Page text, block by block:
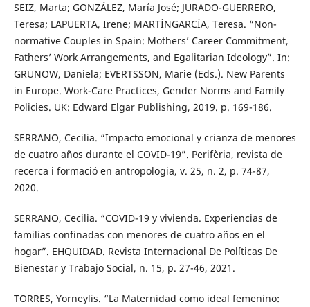
SEIZ, Marta; GONZÁLEZ, María José; JURADO-GUERRERO,
Teresa; LAPUERTA, Irene; MARTÍNGARCÍA, Teresa. “Non-
normative Couples in Spain: Mothers’ Career Commitment,
Fathers’ Work Arrangements, and Egalitarian Ideology”. In:
GRUNOW, Daniela; EVERTSSON, Marie (Eds.). New Parents
in Europe. Work-Care Practices, Gender Norms and Family
Policies. UK: Edward Elgar Publishing, 2019. p. 169-186.
SERRANO, Cecilia. “Impacto emocional y crianza de menores
de cuatro años durante el COVID-19”. Perifèria, revista de
recerca i formació en antropologia, v. 25, n. 2, p. 74-87,
2020.
SERRANO, Cecilia. “COVID-19 y vivienda. Experiencias de
familias confinadas con menores de cuatro años en el
hogar”. EHQUIDAD. Revista Internacional De Políticas De
Bienestar y Trabajo Social, n. 15, p. 27-46, 2021.
TORRES, Yorneylis. “La Maternidad como ideal femenino: